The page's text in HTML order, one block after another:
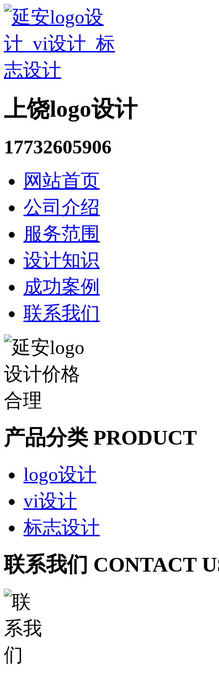
上饶logo设计
17732605906
网站首页
公司介绍
服务范围
设计知识
成功案例
联系我们
产品分类 PRODUCT
logo设计
vi设计
标志设计
联系我们 CONTACT